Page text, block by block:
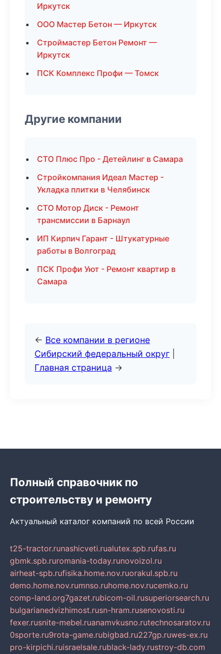
Иркутск
ООО Мастер Бетон — Иркутск
Строймастер Бетон Ремонт —
Иркутск
ПСК Комплекс Профи — Томск
Другие компании
СТО Плюс Про - Детейлинг в Самара
Стройкомпания Идеал Мастер -
Укладка плитки в Челябинск
СТО Мотор Диск - Ремонт
трансмиссии в Барнаул
ИП Кирпич Гарант - Штукатурные
работы в Волгоград
ПСК Профи Уют - Ремонт квартир в
Самара
← Все компании в регионе
Сибирский федеральный округ
Главная страница →
Полный справочник по
строительству и ремонту
Актуальный каталог компаний по всей России
t25-tractor.runashicveti.rualutex.spb.rufas.ru
gbmk.spb.ruromania-today.runovoizol.ru
airheat-spb.rufisika.home.nov.ruorakul.spb.ru
demo.home.nov.rumnso.ruhome.nov.rucemko.ru
comp-land.org7gazet.rubicom-oil.rusuperiorsearch.ru
bulgarianedvizhimost.rusn-hram.rusenovosti.ru
fexer.rusnite-mebel.ruanamvkusno.rutechnosaratov.ru
0sporte.ru9rota-game.rubigbad.ru227gp.ruwes-ex.ru
pro-kirpichi.ruisraelsale.rublack-lady.rustroy-db.com